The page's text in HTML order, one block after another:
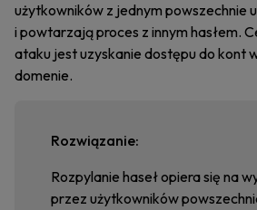
użytkowników z jednym powszechnie
i powtarzają proces z innym hasłem.
ataku jest uzyskanie dostępu do kont
domenie.
Rozwiązanie:
Rozpylanie haseł opiera się na
przez użytkowników